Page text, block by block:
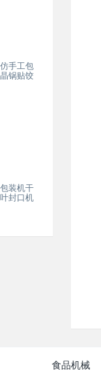
手工包
锅贴饺
装机干
封口机
食品机械